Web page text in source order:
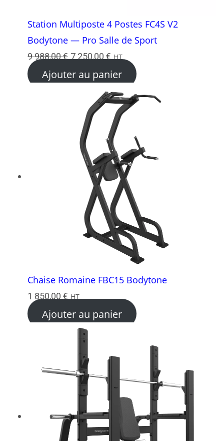
Station Multiposte 4 Postes FC4S V2
Bodytone — Pro Salle de Sport
9 988,00€ Le
prix
était :
988,00 €.
7 250,00 € Le
prix
est :
7
250,00 €.
HT
Ajouter au panier
Chaise Romaine FBC15 Bodytone
1 850,00 € HT
Ajouter au panier